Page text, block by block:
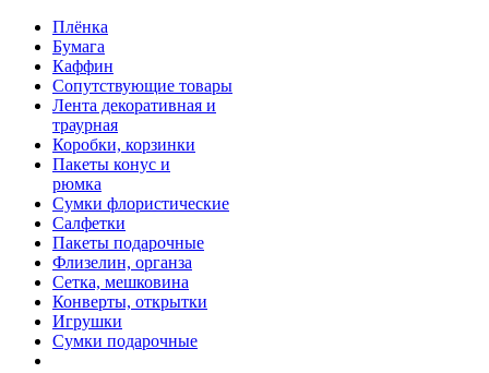
Плёнка
Бумага
Каффин
Сопутствующие товары
Лента декоративная и
траурная
Коробки, корзинки
Пакеты конус и
рюмка
Сумки флористические
Салфетки
Пакеты подарочные
Флизелин, органза
Сетка, мешковина
Конверты, открытки
Игрушки
Сумки подарочные